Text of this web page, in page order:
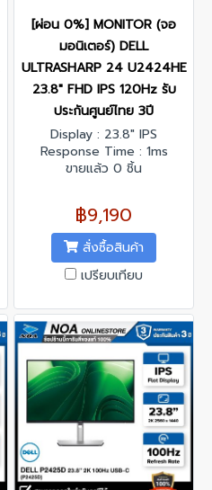
[ผ่อน 0%] MONITOR (จอ
มอนิเตอร์) DELL
ULTRASHARP 24 U2424HE
23.8" FHD IPS 120Hz รับ
ประกันศูนย์ไทย 3ปี
Display : 23.8" IPS
Response Time : 1ms
Resolution : 1920 x 1080
1000:1 Interface :
DisplayPort x 1, HDMI x 1,
USB Type-C x 1
ขายแล้ว 0 ชิ้น
฿9,190
สั่งซื้อสินค้า
เปรียบเทียบ